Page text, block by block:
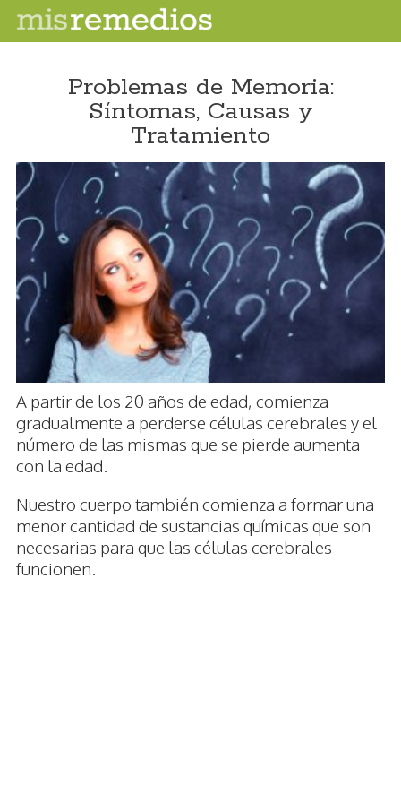
Problemas de Memoria:
Síntomas, Causas y
Tratamiento
A partir de los 20 años de edad, comienza
gradualmente a perderse células cerebrales y el
número de las mismas que se pierde aumenta
con la edad.
Nuestro cuerpo también comienza a formar una
menor cantidad de sustancias químicas que son
necesarias para que las células cerebrales
funcionen.